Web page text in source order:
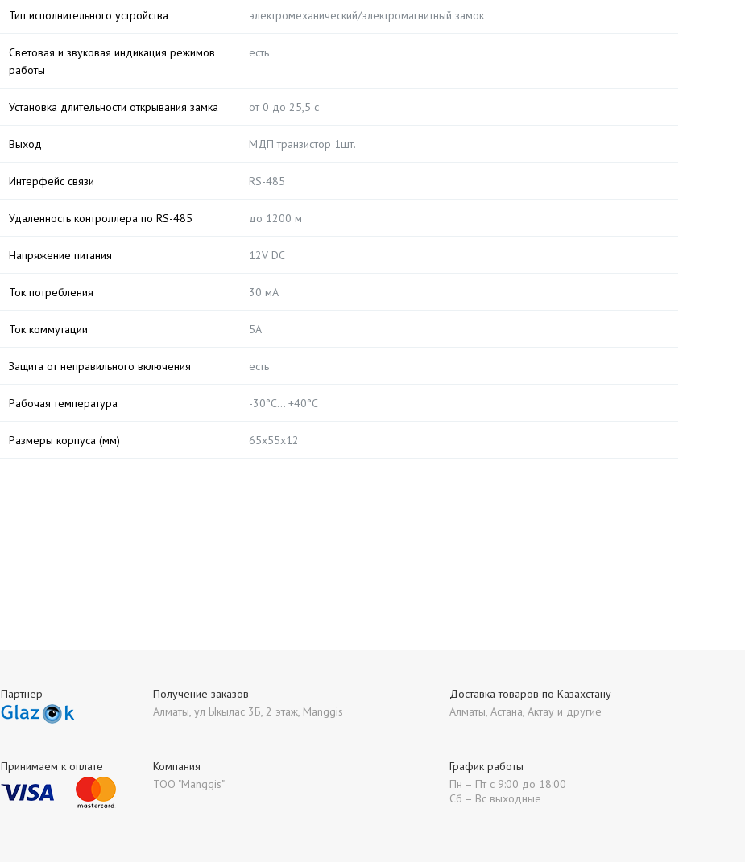
Тип исполнительного устройства электромеханический/электромагнитный замок
Световая и звуковая индикация режимов
работы
есть
Установка длительности открывания замка от 0 до 25,5 c
Выход МДП транзистор 1шт.
Интерфейс связи RS-485
Удаленность контроллера по RS-485 до 1200 м
Напряжение питания 12V DC
Ток потребления 30 мA
Ток коммутации 5А
Защита от неправильного включения есть
Рабочая температура -30°С... +40°С
Размеры корпуса (мм) 65х55х12
Партнер
Принимаем к оплате
Получение заказов
Алматы, ул Ыкылас 3Б, 2 этаж, Manggis
Компания
ТОО "Manggis"
Доставка товаров по Казахстану
Алматы, Астана, Актау и другие
График работы
Пн – Пт с 9:00 до 18:00
Сб – Вс выходные